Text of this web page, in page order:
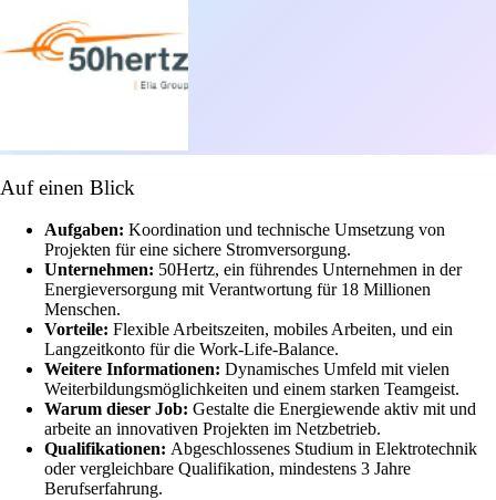
Auf einen Blick
Aufgaben: Koordination und technische Umsetzung von
Projekten für eine sichere Stromversorgung.
Unternehmen: 50Hertz, ein führendes Unternehmen in der
Energieversorgung mit Verantwortung für 18 Millionen
Menschen.
Vorteile: Flexible Arbeitszeiten, mobiles Arbeiten, und ein
Langzeitkonto für die Work-Life-Balance.
Weitere Informationen: Dynamisches Umfeld mit vielen
Weiterbildungsmöglichkeiten und einem starken Teamgeist.
Warum dieser Job: Gestalte die Energiewende aktiv mit und
arbeite an innovativen Projekten im Netzbetrieb.
Qualifikationen: Abgeschlossenes Studium in Elektrotechnik
oder vergleichbare Qualifikation, mindestens 3 Jahre
Berufserfahrung.